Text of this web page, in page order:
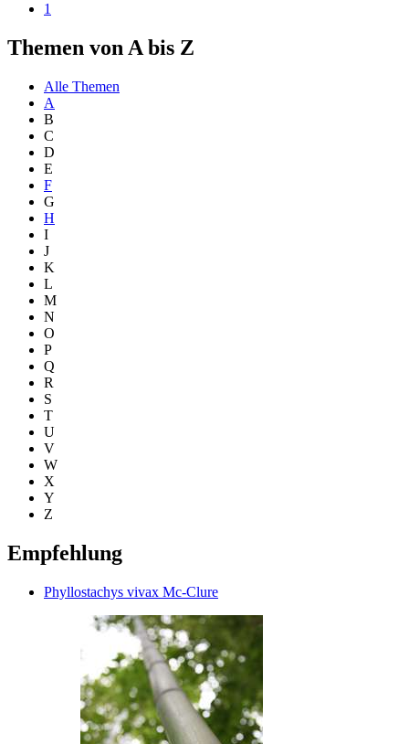
1
Themen von A bis Z
Alle Themen
A
B
C
D
E
F
G
H
I
J
K
L
M
N
O
P
Q
R
S
T
U
V
W
X
Y
Z
Empfehlung
Phyllostachys vivax Mc-Clure